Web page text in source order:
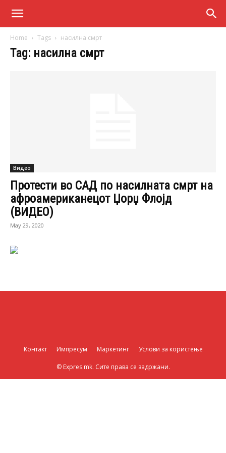
Home Tags насилна смрт
Tag: насилна смрт
Видео
Протести во САД по насилната смрт на
афроамериканецот Џорџ Флојд
(ВИДЕО)
May 29, 2020
Контакт Импресум Маркетинг Услови за користење
© Expres.mk. Сите права се задржани.